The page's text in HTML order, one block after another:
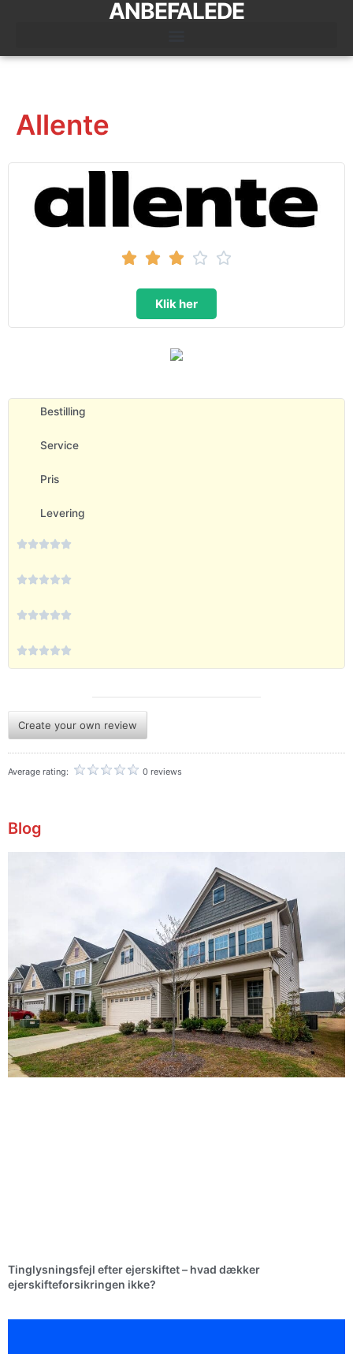
ANBEFALEDE
Allente
    
Klik her
Bestilling
Service
Pris
Levering




Create your own review
Average rating: 0 reviews
Blog
Tinglysningsfejl efter ejerskiftet – hvad dækker
ejerskifteforsikringen ikke?